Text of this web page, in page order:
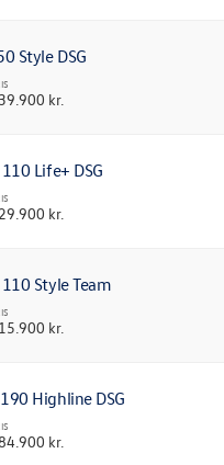
Style DSG
kr.
Life+ DSG
kr.
Style Team
kr.
Highline DSG
kr.